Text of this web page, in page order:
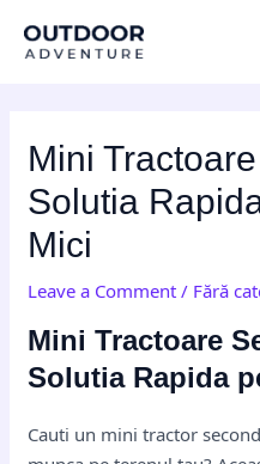
Mini
Solutia
Mici
Leave a Comment / Fără
Mini Tractoare
Solutia Rapida
Cauti un mini tractor
navigation